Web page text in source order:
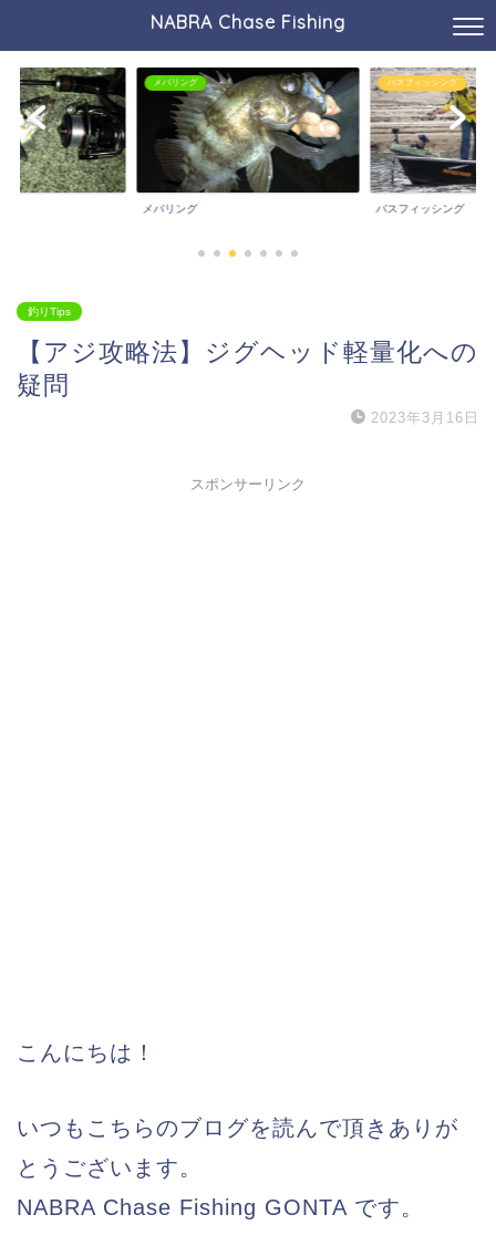
NABRA Chase Fishing
メバリング
メバリング
バスフィッシング
バスフィッシング
釣りTips
【アジ攻略法】ジグヘッド軽量化への
疑問
2023年3月16日
スポンサーリンク
こんにちは！
いつもこちらのブログを読んで頂きありが
とうございます。
NABRA Chase Fishing GONTA です。